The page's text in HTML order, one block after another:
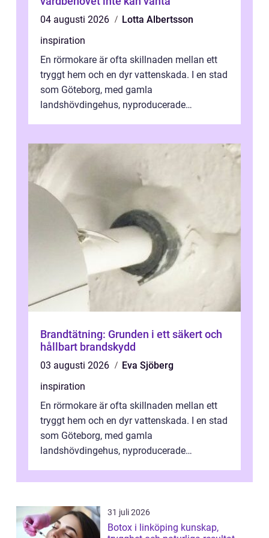
04 augusti 2026
Lotta Albertsson
inspiration
En rörmokare är ofta skillnaden mellan ett
tryggt hem och en dyr vattenskada. I en stad
som Göteborg, med gamla
landshövdingehus, nyproducerade
Brandtätning: Grunden i ett säkert och
hållbart brandskydd
03 augusti 2026
Eva Sjöberg
inspiration
En rörmokare är ofta skillnaden mellan ett
tryggt hem och en dyr vattenskada. I en stad
som Göteborg, med gamla
landshövdingehus, nyproducerade
ställs höga k...
31 juli 2026
Botox i linköping kunskap,